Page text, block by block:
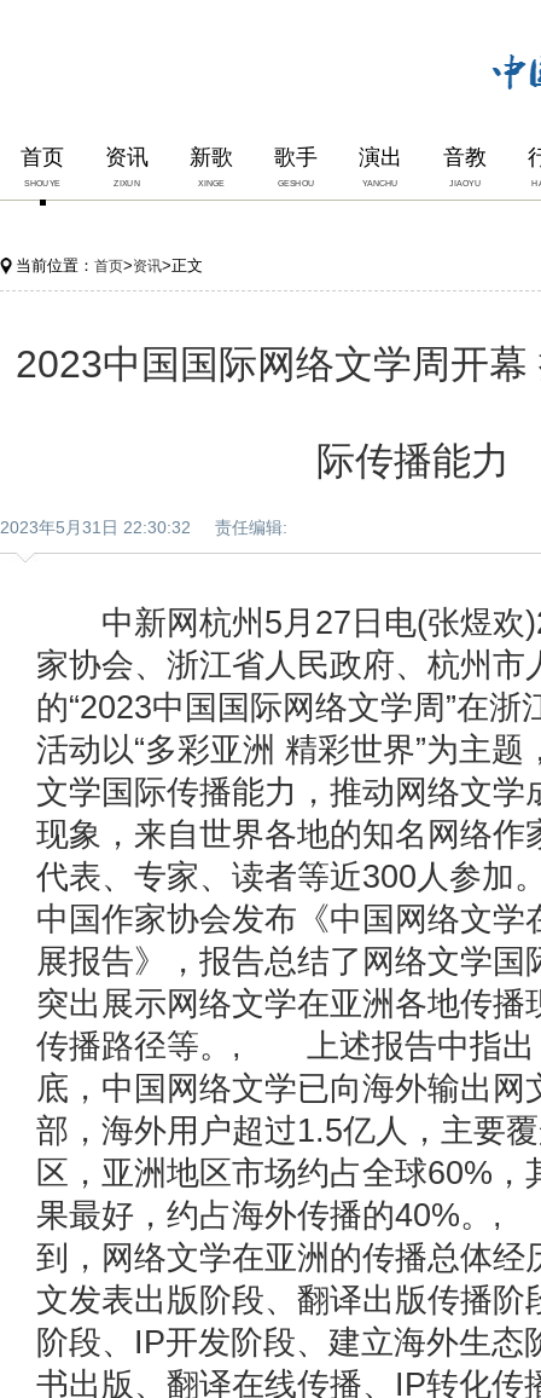
首页
SHOUYE
资讯
ZIXUN
新歌
XINGE
歌手
GESHOU
演出
YANCHU
音教
JIAOYU
当前位置： 首页>资讯>正文
2023中国国际网络文学周开
际传播能力
2023年5月31日 22:30:32 责任编辑:
中新网杭州5月27日电(张煜欢
家协会、浙江省人民政府、杭州市
的“2023中国国际网络文学周”在浙
活动以“多彩亚洲 精彩世界”为主
文学国际传播能力，推动网络文学
现象，来自世界各地的知名网络作
代表、专家、读者等近300人参
中国作家协会发布《中国网络文学
展报告》，报告总结了网络文学国
突出展示网络文学在亚洲各地传播
传播路径等。, 上述报告中指出
底，中国网络文学已向海外输出网
部，海外用户超过1.5亿人，主要
区，亚洲地区市场约占全球60%，
果最好，约占海外传播的40%
到，网络文学在亚洲的传播总体经
文发表出版阶段、翻译出版传播阶
阶段、IP开发阶段、建立海外生态
书出版、翻译在线传播、IP转化传